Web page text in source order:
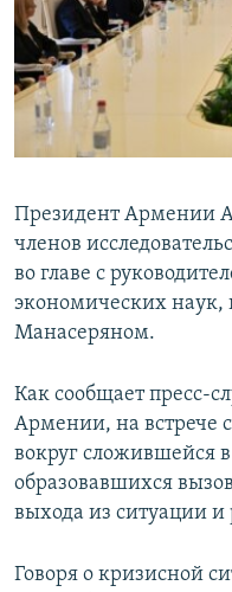
Հայերեն
English
Русский
Президент Армении
членов
во главе с
экономических наук,
Манасеряном.
Как сообщает пресс-
Армении, на встрече
вокруг сложившейся
образовавшихся
выхода из ситуации
Говоря о кризисной